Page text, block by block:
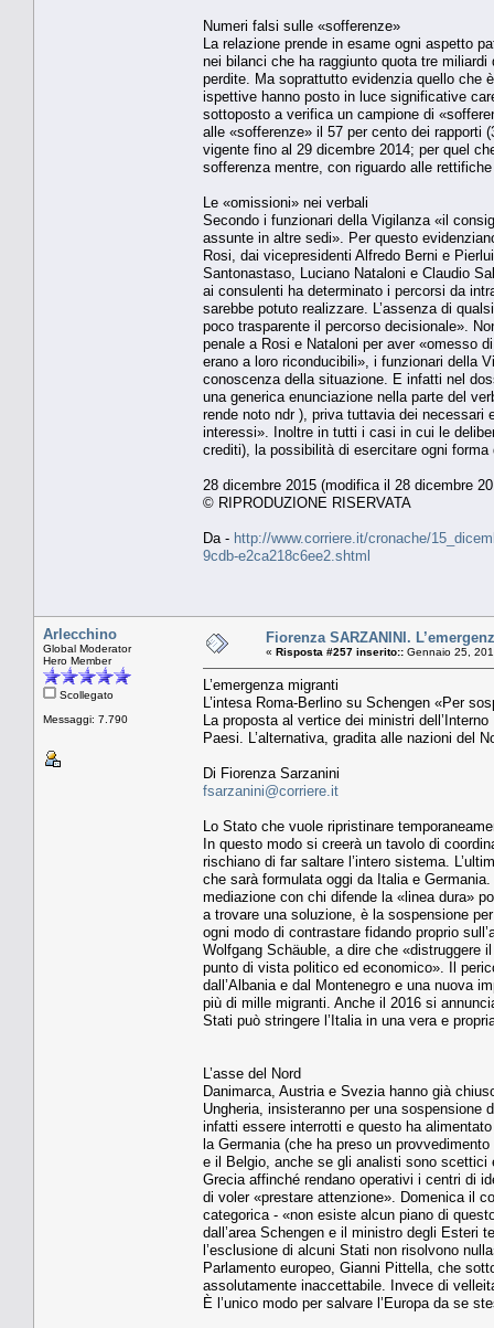
Numeri falsi sulle «sofferenze»
La relazione prende in esame ogni aspetto
nei bilanci che ha raggiunto quota tre
perdite. Ma soprattutto evidenzia quello che
ispettive hanno posto in luce significative
sottoposto a verifica un campione di
alle «sofferenze» il 57 per cento dei rapporti
vigente fino al 29 dicembre 2014; per quel
sofferenza mentre, con riguardo alle
Le «omissioni» nei verbali
Secondo i funzionari della Vigilanza «il
assunte in altre sedi». Per questo
Rosi, dai vicepresidenti Alfredo Berni e
Santonastaso, Luciano Nataloni e Claudio
ai consulenti ha determinato i percorsi da
sarebbe potuto realizzare. L’assenza di
poco trasparente il percorso decisionale».
penale a Rosi e Nataloni per aver «omesso
erano a loro riconducibili», i funzionari della
conoscenza della situazione. E infatti nel
una generica enunciazione nella parte del
rende noto ndr ), priva tuttavia dei necessari
interessi». Inoltre in tutti i casi in cui le
crediti), la possibilità di esercitare ogni
28 dicembre 2015 (modifica il 28 dicembre
© RIPRODUZIONE RISERVATA
Da - http://www.corriere.it/cronache/
9cdb-e2ca218c6ee2.shtml
Arlecchino
Global Moderator
Hero Member
Scollegato
Messaggi: 7.790
Fiorenza SARZANINI.
« Risposta #257 inserito:: Gennaio 25,
L’emergenza migranti
L’intesa Roma-Berlino su Schengen «Per
La proposta al vertice dei ministri
Paesi. L’alternativa, gradita alle nazioni del
Di Fiorenza Sarzanini
fsarzanini@corriere.it
Lo Stato che vuole ripristinare
In questo modo si creerà un tavolo di
rischiano di far saltare l’intero sistema.
che sarà formulata oggi da Italia e
mediazione con chi difende la «linea dura»
a trovare una soluzione, è la sospensione
ogni modo di contrastare fidando proprio
Wolfgang Schäuble, a dire che «distruggere
punto di vista politico ed economico». Il
dall’Albania e dal Montenegro e una nuova
più di mille migranti. Anche il 2016 si
Stati può stringere l’Italia in una vera e
L’asse del Nord
Danimarca, Austria e Svezia hanno già
Ungheria, insisteranno per una sospensione
infatti essere interrotti e questo ha
la Germania (che ha preso un
e il Belgio, anche se gli analisti sono
Grecia affinché rendano operativi i centri di
di voler «prestare attenzione». Domenica il
categorica - «non esiste alcun piano di
dall’area Schengen e il ministro degli Esteri
l’esclusione di alcuni Stati non risolvono
Parlamento europeo, Gianni Pittella, che
assolutamente inaccettabile. Invece di
È l’unico modo per salvare l’Europa da se